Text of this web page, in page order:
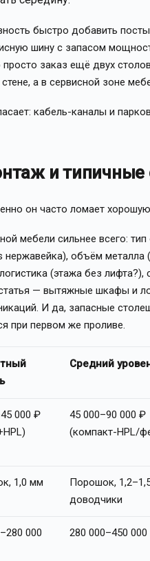
быстро добавить
шинy с запасом
просто заказ ещё двух
а в сервисной зоне
кабель-каналы и
и
он часто ломает
мебели сильнее всего:
объём металла
(этажа без
— вытяжные шкафы и
И да, запасные
при первом же проливе.
Средний
000 ₽
45 000–90 000 ₽
(компакт-HPL/
1,0 мм
Порошок,
доводчики
000
280 000–450